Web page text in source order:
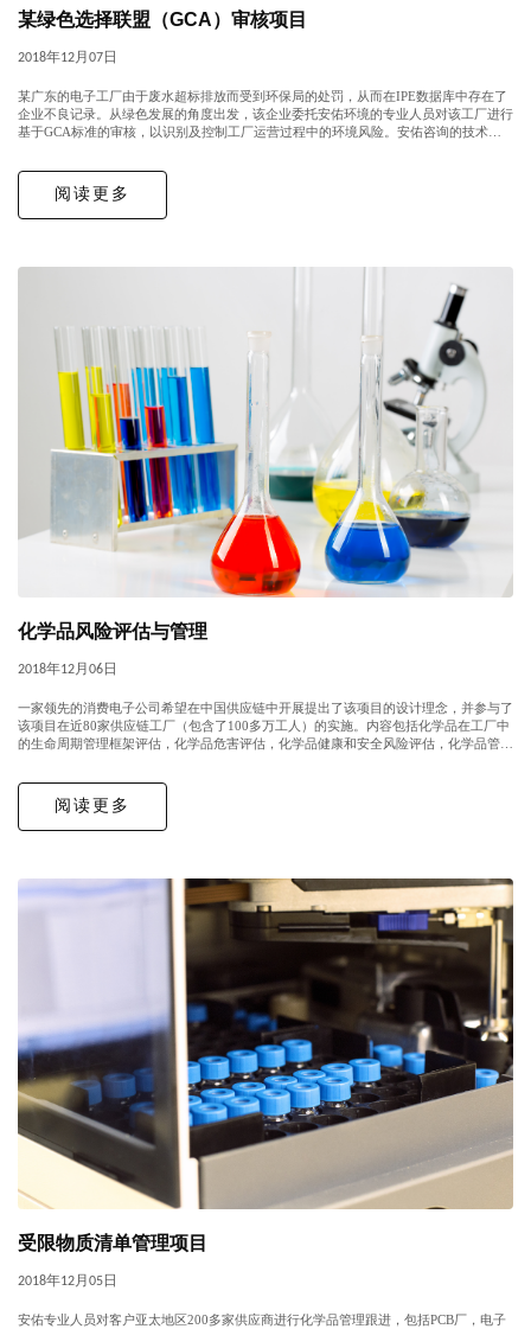
某绿色选择联盟（GCA）审核项目
2018年12月07日
某广东的电子工厂由于废水超标排放而受到环保局的处罚，从而在IPE数据库中存在了
企业不良记录。从绿色发展的角度出发，该企业委托安佑环境的专业人员对该工厂进行
基于GCA标准的审核，以识别及控制工厂运营过程中的环境风险。安佑咨询的技术人
阅读更多
化学品风险评估与管理
2018年12月06日
一家领先的消费电子公司希望在中国供应链中开展提出了该项目的设计理念，并参与了
该项目在近80家供应链工厂（包含了100多万工人）的实施。内容包括化学品在工厂中
的生命周期管理框架评估，化学品危害评估，化学品健康和安全风险评估，化学品管理
阅读更多
受限物质清单管理项目
2018年12月05日
安佑专业人员对客户亚太地区200多家供应商进行化学品管理跟进，包括PCB厂，电子